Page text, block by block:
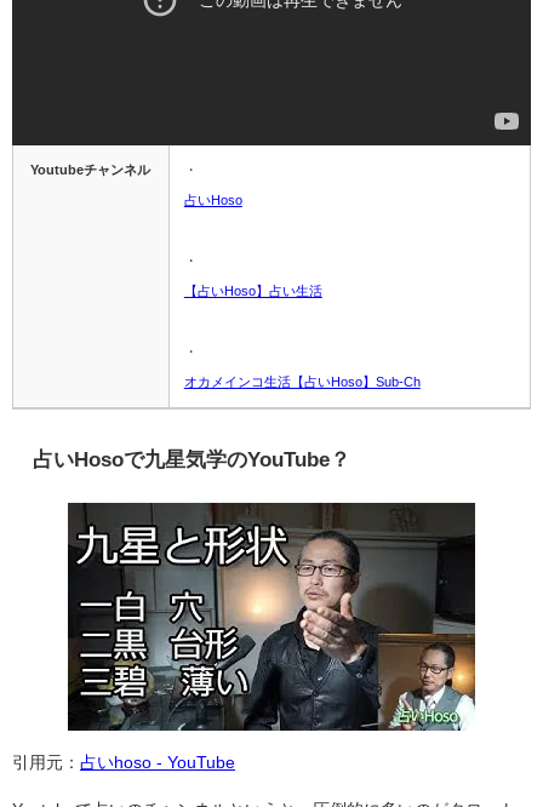
Youtubeチャンネル ・
占いHoso
・
【占いHoso】占い生活
・
オカメインコ生活【占いHoso】Sub-Ch
占いHosoで九星気学のYouTube？
引用元： 占いhoso - YouTube